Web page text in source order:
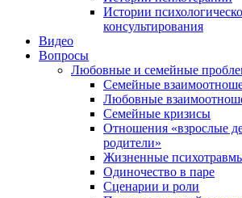
Истории
консультирования
Видео
Вопросы
Любовные и семейные
Семейные
Любовные
Семейные кризисы
Отношения «взрослые
родители»
Жизненные
Одиночество в паре
Сценарии и роли